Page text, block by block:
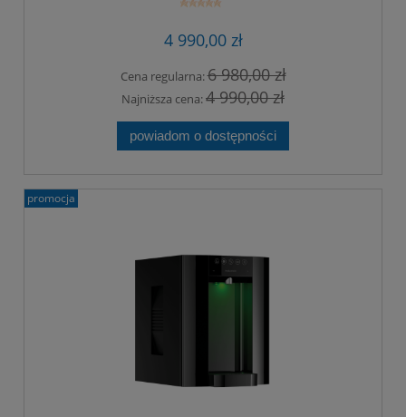
4 990,00 zł
Cena regularna:6 980,00 zł
Najniższa cena:4 990,00 zł
powiadom o dostępności
promocja